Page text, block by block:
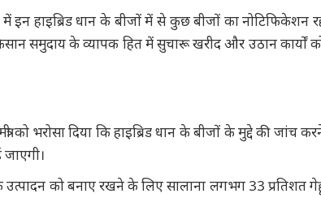
हाइब्रिड धान के बीजों में से कुछ बीजों का नोटिफिकेशन
समुदाय के व्यापक हित में सुचारू खरीद और उठान कार्यों
को भरोसा दिया कि हाइब्रिड धान के बीजों के मुद्दे की जांच
उत्पादन को बनाए रखने के लिए सालाना लगभग 33 प्रतिशत